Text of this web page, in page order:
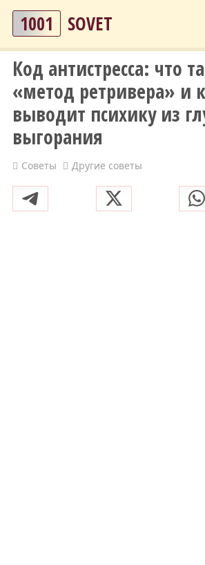
1001 SOVET
Код антистресса: что
«метод ретривера» и
выводит психику из
выгорания
Советы Другие советы